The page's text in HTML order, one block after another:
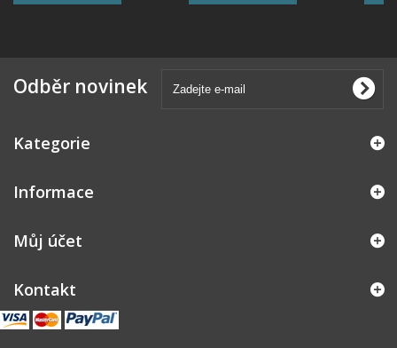
Odběr novinek
Kategorie
Informace
Můj účet
Kontakt